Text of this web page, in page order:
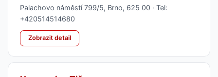
Palachovo náměstí 799/5, Brno, 625 00 · Tel:
+420514514680
Zobrazit detail